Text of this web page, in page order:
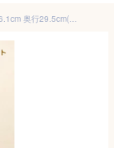
壁面収納 A4対応 本棚 オープンラック 拡張可能 幅66.1cm 奥行29.5cm(約30cm) 高さ189.4cm(約190cm) 大容量 収納棚 収納ラック シンプルナチュラル おしゃれ A4ファイル ランドセル 学用品 おもちゃ お道具箱 絵具セット 習字セット 教科書 絵本 楽譜 オフィス収納 内寸幅60